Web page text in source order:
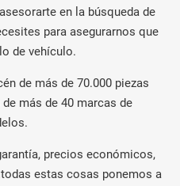
en la búsqueda de
para asegurarnos que
de vehículo.
de más de 70.000 piezas
más de 40 marcas de
precios económicos,
estas cosas ponemos a